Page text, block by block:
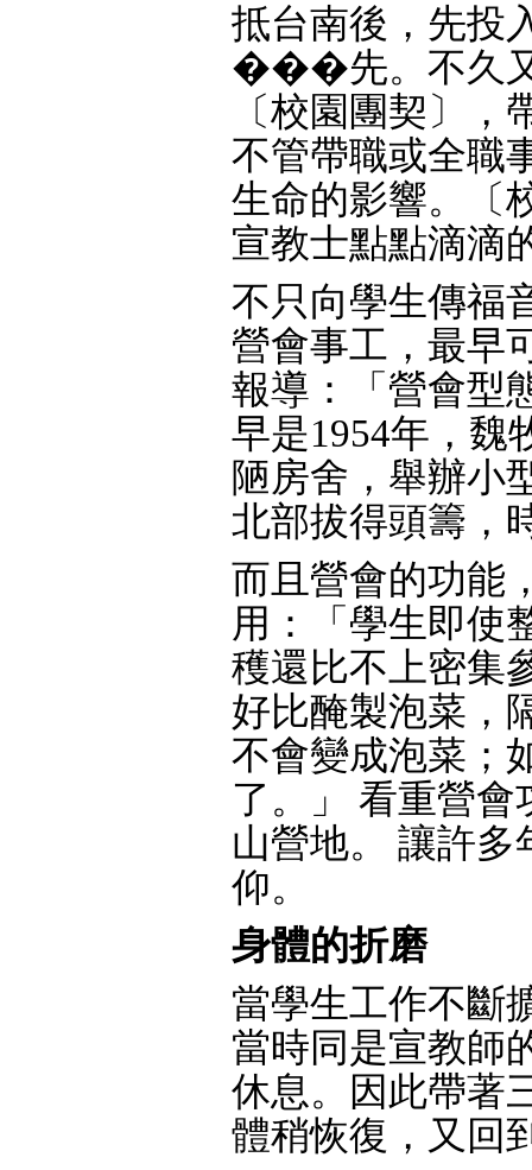
抵台南後，先投
���先。不久又
〔校園團契〕
不管帶職或全職
生命的影響。〔
宣教士點點滴滴
不只向學生傳福
營會事工，最早
報導：「營會型
早是1954年，魏
陋房舍，舉辦小
北部拔得頭籌，
而且營會的功能
用：「學生即使
穫還比不上密集
好比醃製泡菜，
不會變成泡菜；
了。」 看重營
山營地。 讓許
仰。
身體的折磨
當學生工作不斷
當時同是宣教師
休息。因此帶著
體稍恢復，又回